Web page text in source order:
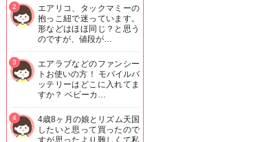
エアリコ、タックマミーの
抱っこ紐で迷っています。
形などはほほ同じ？と思う
のですが、値段が…
2
エアラブなどのファンシー
トお使いの方！ モバイルバ
ッテリーはどこに入れてま
すか？ ベビーカ…
3
4歳8ヶ月の娘とリズム天国
したいと思って買ったので
すが思ったより難しくて私
4